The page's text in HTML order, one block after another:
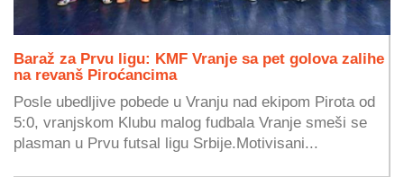
Baraž za Prvu ligu: KMF Vranje sa pet golova zalihe
na revanš Piroćancima
Posle ubedljive pobede u Vranju nad ekipom Pirota od
5:0, vranjskom Klubu malog fudbala Vranje smeši se
plasman u Prvu futsal ligu Srbije.Motivisani...